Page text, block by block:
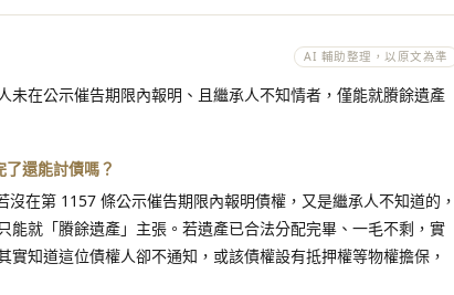
AI 輔助整理，以原文為準
未在公示催告期限內報明、且繼承人不知情者，僅能就賸餘遺產
還能討債嗎？
在第 1157 條公示催告期限內報明債權，又是繼承人不知道的，
能就「賸餘遺產」主張。若遺產已合法分配完畢、一毛不剩，實
知道這位債權人卻不通知，或該債權設有抵押權等物權擔保，